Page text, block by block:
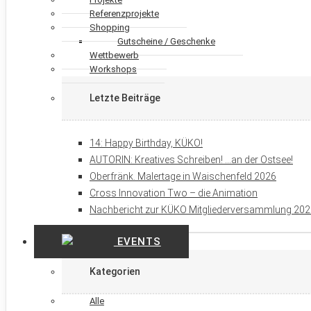
Referenzprojekte
Shopping
Gutscheine / Geschenke
Wettbewerb
Workshops
Letzte Beiträge
14: Happy Birthday, KÜKO!
AUTORIN: Kreatives Schreiben! …an der Ostsee!
Oberfränk. Malertage in Waischenfeld 2026
Cross Innovation Two – die Animation
Nachbericht zur KÜKO Mitgliederversammlung
EVENTS
Kategorien
Alle